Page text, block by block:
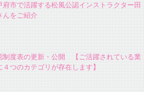
府市で活躍する松風公認インストラクター田
んをご紹介
制度表の更新・公開 【ご活躍されている業
４つのカテゴリが存在します】